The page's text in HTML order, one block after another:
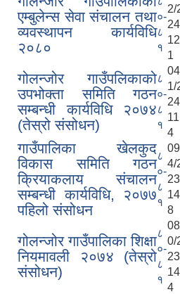
एम्बुलेन्स सेवा संचालन तथा
व्यवस्थापन कार्यविधि
२०८०
०-
८
१
2/
1
गोलन्जोर गाउँपलिकाको
उपभोक्ता समिति गठन
सम्बन्धी कार्यविधि २०७४
(तेस्रो संसोधन)
८
०-
८
१
1/
4
गाउँपालिका खेलकुद
विकास समिति गठन
क्रियाकलाय संचालन
सम्बन्धी कार्यविधि, २०७७
पहिलो संसोधन
८
०-
८
१
4/
8
गोलन्जोर गाउँपालिका शिक्षा
नियमावली २०७४ (तेस्रो
संसोधन)
८
०-
८
१
0/
4